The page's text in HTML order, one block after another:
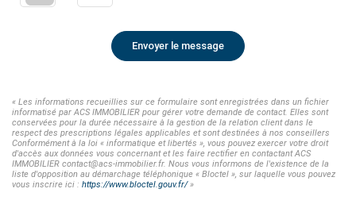
Envoyer le message
« Les informations recueillies sur ce formulaire sont enregistrées dans un fichier
informatisé par ACS IMMOBILIER pour gérer votre demande de contact. Elles sont
conservées pour la durée nécessaire à la gestion de la relation client dans le
respect des prescriptions légales applicables et sont destinées à nos conseillers
Conformément à la loi « informatique et libertés », vous pouvez exercer votre droit
d'accès aux données vous concernant et les faire rectifier en contactant ACS
IMMOBILIER contact@acs-immobilier.fr. Nous vous informons de l'existence de la
liste d'opposition au démarchage téléphonique « Bloctel », sur laquelle vous pouvez
vous inscrire ici : https://www.bloctel.gouv.fr/»